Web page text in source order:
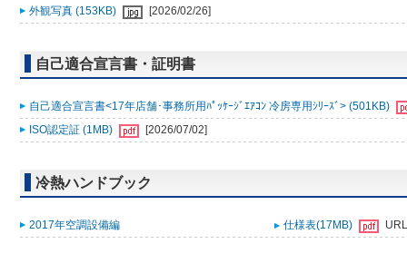
外観写真 (153KB) [2026/02/26]
自己適合宣言書・証明書
自己適合宣言書<17年店舗･事務所用ﾊﾟｯｹｰｼﾞｴｱｺﾝ 冷房専用ｼﾘｰｽﾞ> (501KB)
ISO認定証 (1MB)
[2026/07/02]
冷熱ハンドブック
2017年空調設備編 仕様表(17MB) URL